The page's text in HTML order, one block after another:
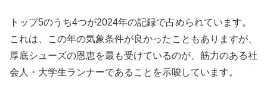
トップ5のうち4つが2024年の記録で占められています。
これは、この年の気象条件が良かったこともありますが、
厚底シューズの恩恵を最も受けているのが、筋力のある社
会人・大学生ランナーであることを示唆しています。